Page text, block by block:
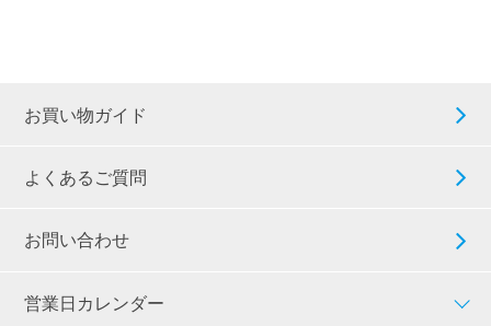
お買い物ガイド
よくあるご質問
お問い合わせ
営業日カレンダー